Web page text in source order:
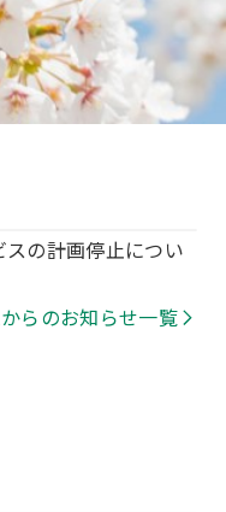
の計画停止につい
らのお知らせ一覧